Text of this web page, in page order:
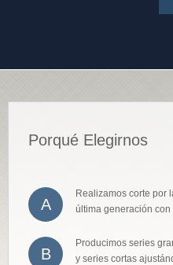
Porqué Elegirnos
A
Realizamos corte por
última generación con
B
Producimos series
y series cortas